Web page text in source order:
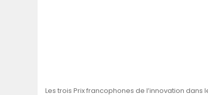
Les trois Prix francophones de l’innovation